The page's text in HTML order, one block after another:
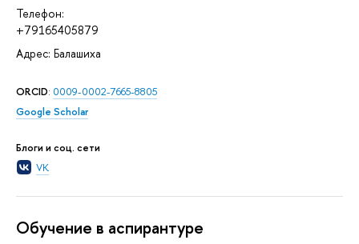
Телефон:
+79165405879
Адрес: Балашиха
ORCID: 0009-0002-7665-8805
Google Scholar
Блоги и соц. сети
VK
Обучение в аспирантуре